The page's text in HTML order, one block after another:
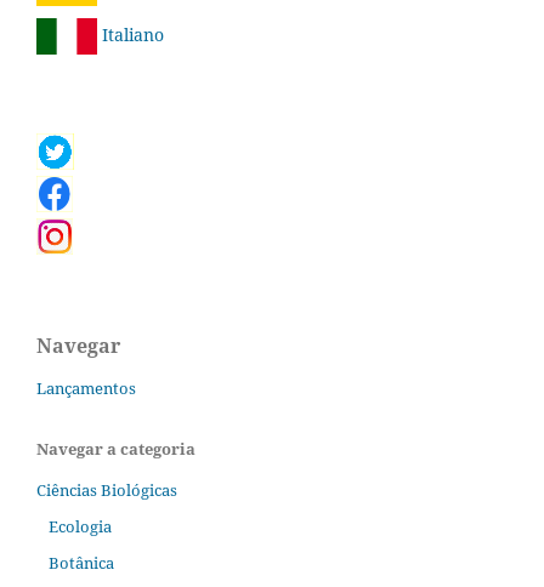
Italiano
Navegar
Lançamentos
Navegar a categoria
Ciências Biológicas
Ecologia
Botânica